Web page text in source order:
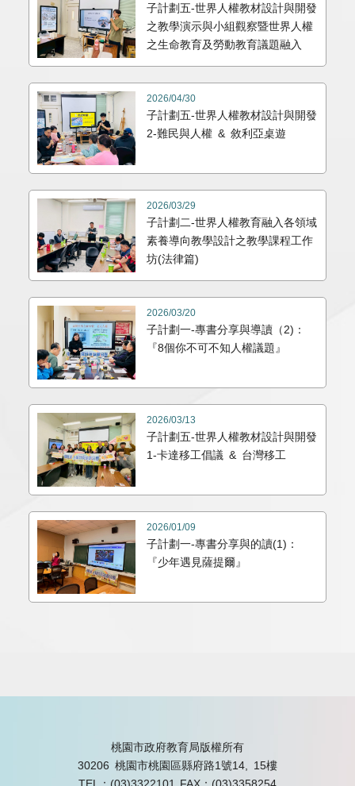
子計劃五-世界人權教材設計與開發
之教學演示與小組觀察暨世界人權
之生命教育及勞動教育議題融入
2026/04/30
子計劃五-世界人權教材設計與開發
2-難民與人權 & 敘利亞桌遊
2026/03/29
子計劃二-世界人權教育融入各領域
素養導向教學設計之教學課程工作
坊(法律篇)
2026/03/20
子計劃一-專書分享與導讀（2)：
『8個你不可不知人權議題』
2026/03/13
子計劃五-世界人權教材設計與開發
1-卡達移工倡議 & 台灣移工
2026/01/09
子計劃一-專書分享與的讀(1)：
『少年遇見薩提爾』
桃園市政府教育局版權所有
30206 桃園市桃園區縣府路1號14, 15樓